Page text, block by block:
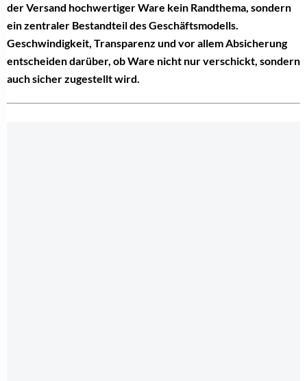
der Versand hochwertiger Ware kein Randthema, sondern
ein zentraler Bestandteil des Geschäftsmodells.
Geschwindigkeit, Transparenz und vor allem Absicherung
entscheiden darüber, ob Ware nicht nur verschickt, sondern
auch sicher zugestellt wird.